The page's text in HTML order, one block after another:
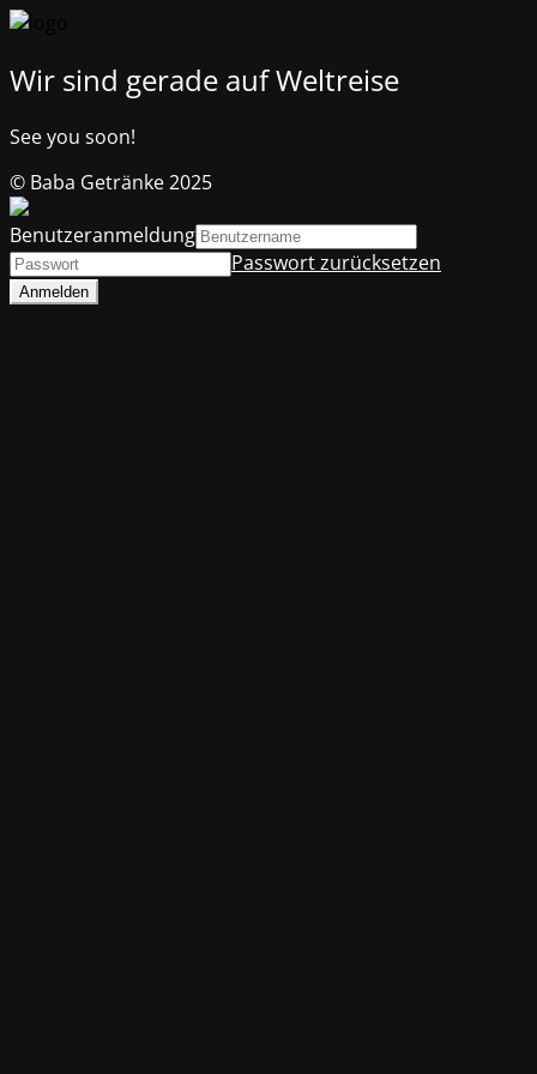
Wir sind gerade auf Weltreise
See you soon!
© Baba Getränke 2025
Benutzeranmeldung
Passwort zurücksetzen